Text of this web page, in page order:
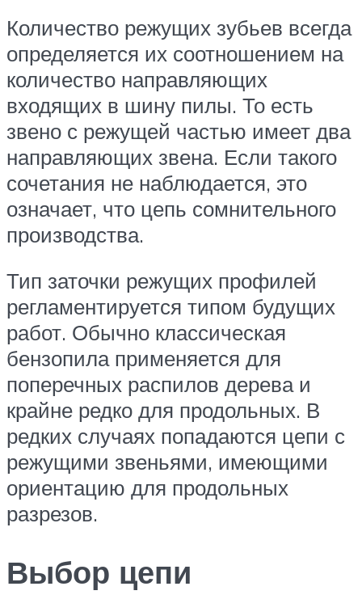
Количество режущих зубьев всегда
определяется их соотношением на
количество направляющих
входящих в шину пилы. То есть
звено с режущей частью имеет два
направляющих звена. Если такого
сочетания не наблюдается, это
означает, что цепь сомнительного
производства.
Тип заточки режущих профилей
регламентируется типом будущих
работ. Обычно классическая
бензопила применяется для
поперечных распилов дерева и
крайне редко для продольных. В
редких случаях попадаются цепи с
режущими звеньями, имеющими
ориентацию для продольных
разрезов.
Выбор цепи